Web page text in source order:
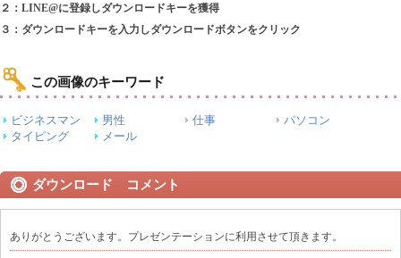
２：LINE@に登録しダウンロードキーを獲得
３：ダウンロードキーを入力しダウンロードボタンをクリック
この画像のキーワード
ビジネスマン 男性 仕事
パソコン
タイピング
メール
ダウンロード コメント
ありがとうございます。プレゼンテーションに利用させて頂きます。